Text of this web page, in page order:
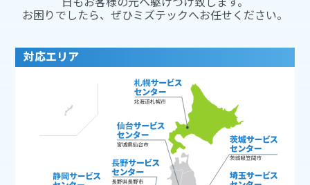
お困りでしたら、ぜひミズテックへお任せください。
対応エリア